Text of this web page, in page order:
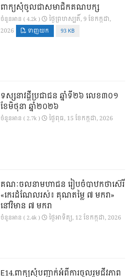
ពាក្យសុំចូលជាសមាជិកគណបក្ស
ចំនួនអាន ( 4.2k )
ថ្ងៃ​ព្រហស្បតិ៍, 9 ខែ​កក្កដា,
2026
ទាញយក 93 KB
ទស្សនាវដ្ដីប្រជាជន ឆ្នាំទី២៦ លេខ៣០១
ខែមិថុនា ឆ្នាំ២០២៦
ចំនួនអាន ( 2.7k ) ថ្ងៃ​ពុធ, 15 ខែ​កក្កដា, 2026
គណៈចលនាមហាជន រៀបចំបាឋកថាស៊េរី
«កេរដំណែលរស់៖ គុណតម្លៃ ៧ មករា»
នៅវិមាន ៧ មករា
ចំនួនអាន ( 2.4k ) ថ្ងៃ​អាទិត្យ, 12 ខែ​កក្កដា, 2026
E14.ពាក្យសុំបញ្ជាក់អំពីការចូលរួមជីវភាព